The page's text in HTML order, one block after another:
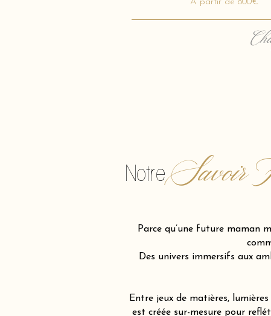
A partir de 800€
Savoir
Notre
Parce qu’une future maman
Des univers immersifs aux
Entre jeux de matières,
est créée sur-mesure pour